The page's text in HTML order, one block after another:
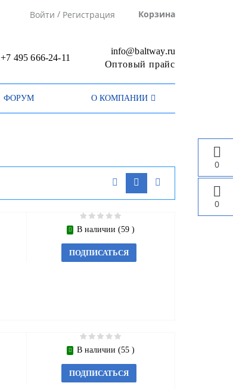
Войти / Регистрация Корзина
0
0
+7 495 666-24-11
info@baltway.ru
Оптовый прайс
ФОРУМ О КОМПАНИИ
В наличии (59 )
ПОДПИСАТЬСЯ
В наличии (55 )
ПОДПИСАТЬСЯ